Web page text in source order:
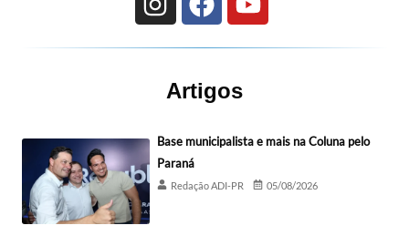
Artigos
Base municipalista e mais na Coluna pelo
Paraná
Redação ADI-PR 05/08/2026